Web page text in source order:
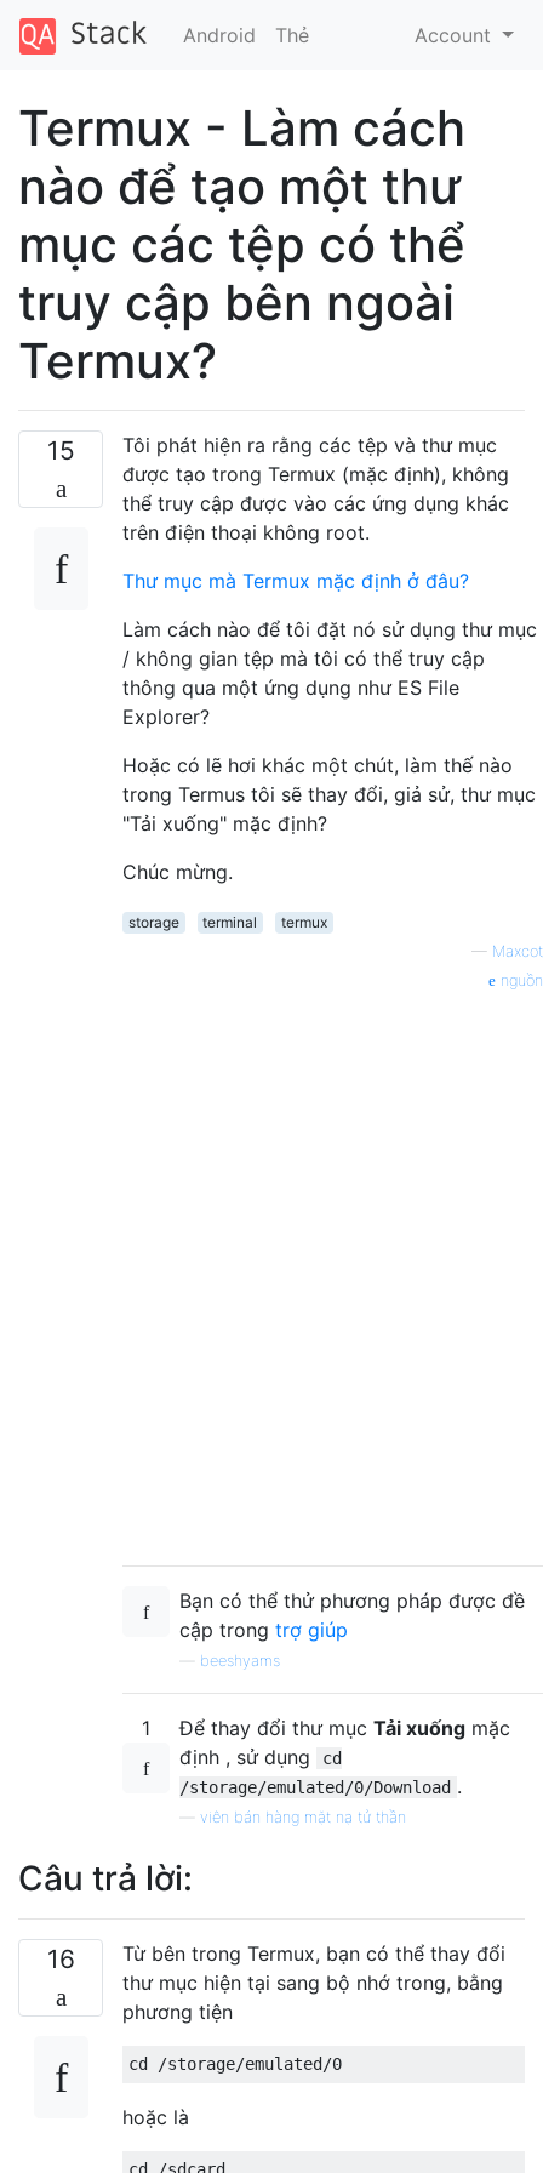
Android Thẻ Account
Termux - Làm cách
nào để tạo một thư
mục các tệp có thể
truy cập bên ngoài
Termux?
15
Tôi phát hiện ra rằng các tệp và thư mục
được tạo trong Termux (mặc định), không
thể truy cập được vào các ứng dụng khác
trên điện thoại không root.
Thư mục mà Termux mặc định ở đâu?
Làm cách nào để tôi đặt nó sử dụng thư mục
/ không gian tệp mà tôi có thể truy cập
thông qua một ứng dụng như ES File
Explorer?
Hoặc có lẽ hơi khác một chút, làm thế nào
trong Termus tôi sẽ thay đổi, giả sử, thư mục
"Tải xuống" mặc định?
Chúc mừng.
storage terminal
termux
— Maxcot
nguồn
Bạn có thể thử phương pháp được đề
cập trong trợ giúp
beeshyams
1 Để thay đổi thư mục Tải xuống mặc
định , sử dụng
cd
/storage/emulated/0/Download .
viên bán hàng mặt nạ tử thần
Câu trả lời:
16
Từ bên trong Termux, bạn có thể thay đổi
thư mục hiện tại sang bộ nhớ trong, bằng
phương tiện
hoặc là